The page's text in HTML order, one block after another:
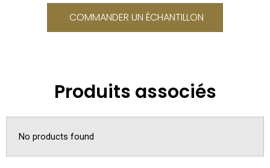
COMMANDER UN ÉCHANTILLON
Produits associés
No products found